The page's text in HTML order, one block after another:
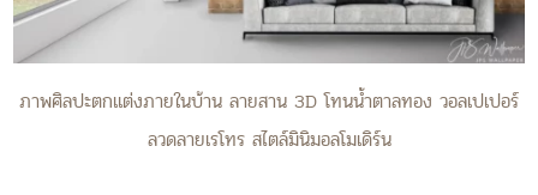
ภาพศิลปะตกแต่งภายในบ้าน ลายสาน 3D โทนน้ำตาลทอง วอลเปเปอร์
ลวดลายเรโทร สไตล์มินิมอลโมเดิร์น